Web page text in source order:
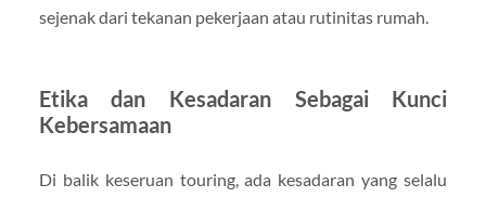
sejenak dari tekanan pekerjaan atau rutinitas rumah.
Etika dan Kesadaran Sebagai Kunci
Kebersamaan
Di balik keseruan touring, ada kesadaran yang selalu